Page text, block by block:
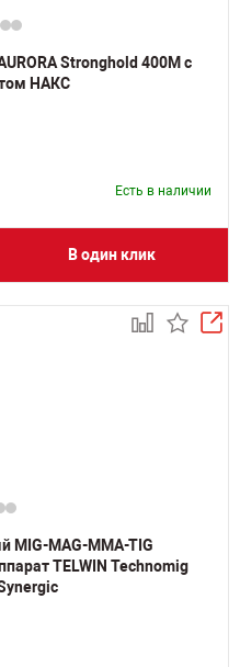
Stronghold 400M с
НАКС
Есть в наличии
В один клик
MIG-MAG-MMA-TIG
TELWIN Technomig